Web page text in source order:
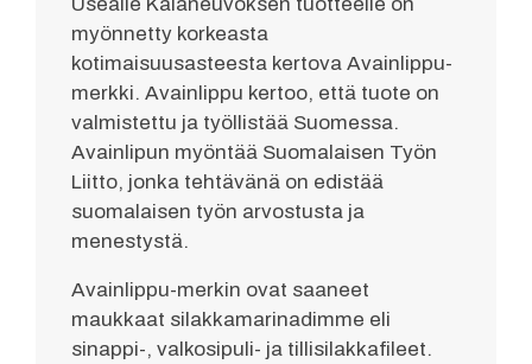
myönnetty korkeasta
kotimaisuusasteesta kertova Avainlippu-
merkki. Avainlippu kertoo, että tuote on
valmistettu ja työllistää Suomessa.
Avainlipun myöntää Suomalaisen Työn
Liitto, jonka tehtävänä on edistää
suomalaisen työn arvostusta ja
menestystä.
Avainlippu-merkin ovat saaneet
maukkaat silakkamarinadimme eli
sinappi-, valkosipuli- ja tillisilakkafileet.